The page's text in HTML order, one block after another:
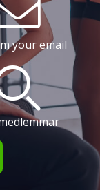
your email